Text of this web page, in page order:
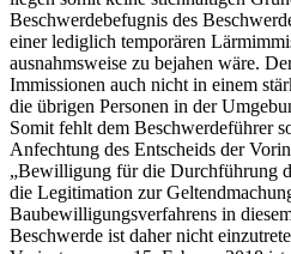
Beschwerdebefugnis des
einer lediglich temporären
ausnahmsweise zu bejahen wäre.
Immissionen auch nicht in einem
die übrigen Personen in der
Somit fehlt dem Beschwerdeführer
Anfechtung des Entscheids der
„Bewilligung für die Durchführung
die Legitimation zur
Baubewilligungsverfahrens in
Beschwerde ist daher nicht